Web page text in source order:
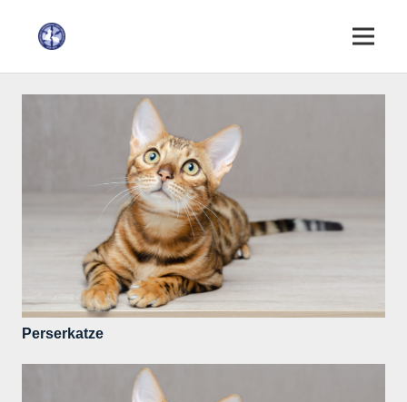
Perserkatze